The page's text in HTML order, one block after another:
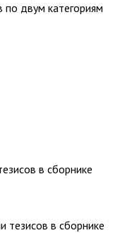
по двум категориям
в сборнике
тезисов в сборнике